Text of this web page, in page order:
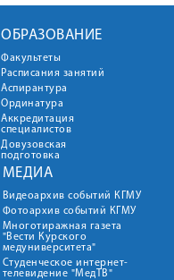
ОБРАЗОВАНИЕ
Факультеты
Расписания занятий
Аспирантура
Ординатура
Аккредитация
специалистов
Довузовская
подготовка
МЕДИА
Видеоархив событий КГМУ
Фотоархив событий КГМУ
Многотиражная газета
"Вести Курского
медуниверситета"
Студенческое интернет-
телевидение "МедТВ"